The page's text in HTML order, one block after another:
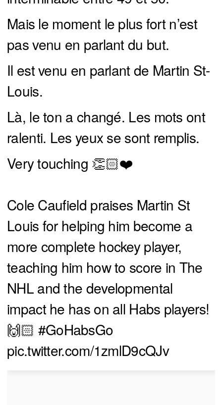
Mais le moment le plus fort n’est
pas venu en parlant du but.
Il est venu en parlant de Martin St-
Louis.
Là, le ton a changé. Les mots ont
ralenti. Les yeux se sont remplis.
Very touching 👏🏻❤️
Cole Caufield praises Martin St
Louis for helping him become a
more complete hockey player,
teaching him how to score in The
NHL and the developmental
impact he has on all Habs players!
🙌🏻 #GoHabsGo
pic.twitter.com/1zmlD9cQJv